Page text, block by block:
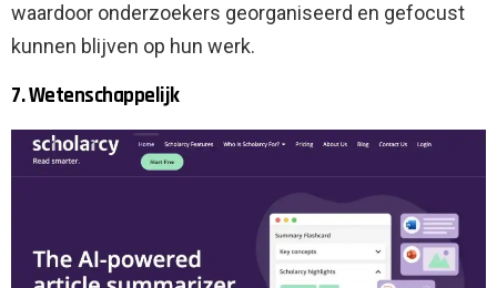
waardoor onderzoekers georganiseerd en gefocust
kunnen blijven op hun werk.
7. Wetenschappelijk